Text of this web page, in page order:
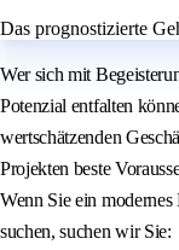
Das prognostizierte
Wer sich mit
Potenzial entfalten
wertschätzenden
Projekten beste
Wenn Sie ein
suchen, suchen wir Sie: